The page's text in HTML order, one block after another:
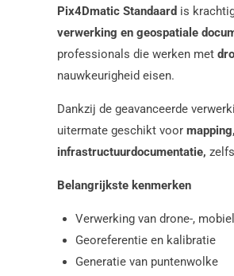
Pix4Dmatic Standaard is
verwerking en geospatiale
professionals die werken met
nauwkeurigheid eisen.
Dankzij de geavanceerde
uitermate geschikt voor
infrastructuurdocumentatie,
Belangrijkste kenmerken
Verwerking van drone-,
Georeferentie en kalibratie
Generatie van puntenwolke